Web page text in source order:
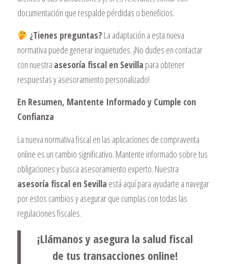
documentación que respalde pérdidas o beneficios.
¿Tienes preguntas? La adaptación a esta nueva
normativa puede generar inquietudes. ¡No dudes en contactar
con nuestra asesoría fiscal en Sevilla para obtener
respuestas y asesoramiento personalizado!
En Resumen, Mantente Informado y Cumple con
Confianza
La nueva normativa fiscal en las aplicaciones de compraventa
online es un cambio significativo. Mantente informado sobre tus
obligaciones y busca asesoramiento experto. Nuestra
asesoría fiscal en Sevilla está aquí para ayudarte a navegar
por estos cambios y asegurar que cumplas con todas las
regulaciones fiscales.
¡Llámanos y asegura la salud fiscal
de tus transacciones online!